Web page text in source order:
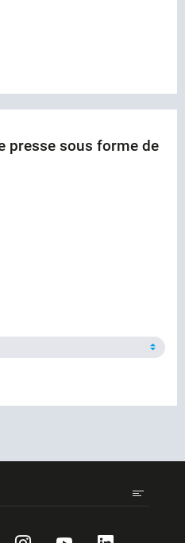
presse sous forme de